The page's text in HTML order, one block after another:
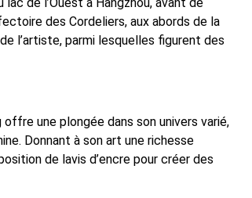
de l’Ouest à Hangzhou, avant de
des Cordeliers, aux abords de la
l’artiste, parmi lesquelles figurent des
une plongée dans son univers varié,
Donnant à son art une richesse
de lavis d’encre pour créer des